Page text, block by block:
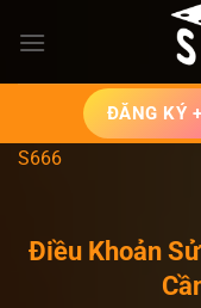
đến
ĐĂNG KÝ
S666
Điều Khoản